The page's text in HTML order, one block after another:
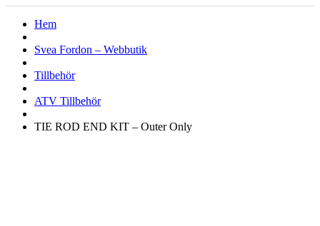
Hem
Svea Fordon – Webbutik
Tillbehör
ATV Tillbehör
TIE ROD END KIT – Outer Only